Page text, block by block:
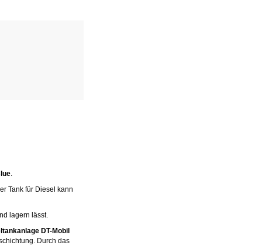
.
Tank für Diesel kann
lagern lässt.
DT-Mobil
Durch das